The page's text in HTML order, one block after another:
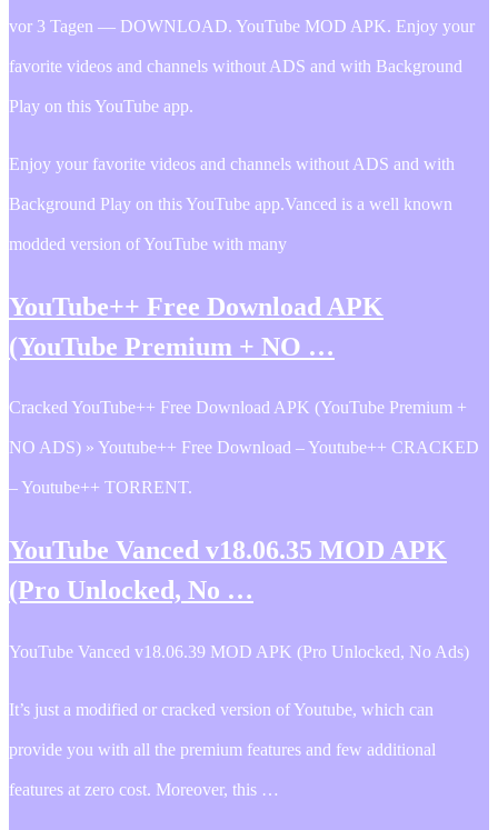
vor 3 Tagen — DOWNLOAD. YouTube MOD APK. Enjoy your
favorite videos and channels without ADS and with Background
Play on this YouTube app.
Enjoy your favorite videos and channels without ADS and with
Background Play on this YouTube app.Vanced is a well known
modded version of YouTube with many
YouTube++ Free Download APK
(YouTube Premium + NO …
Cracked YouTube++ Free Download APK (YouTube Premium +
NO ADS) » Youtube++ Free Download – Youtube++ CRACKED
– Youtube++ TORRENT.
YouTube Vanced v18.06.35 MOD APK
(Pro Unlocked, No …
YouTube Vanced v18.06.39 MOD APK (Pro Unlocked, No Ads)
It’s just a modified or cracked version of Youtube, which can
provide you with all the premium features and few additional
features at zero cost. Moreover, this …